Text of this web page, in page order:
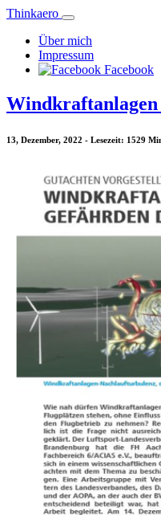
Thinkaero
Über mich
Impressum
Facebook
13, Dezember, 2022 - Lesezeit: 1529